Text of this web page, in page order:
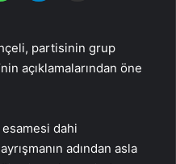
partisinin grup
açıklamalarından öne
dahi
adından asla